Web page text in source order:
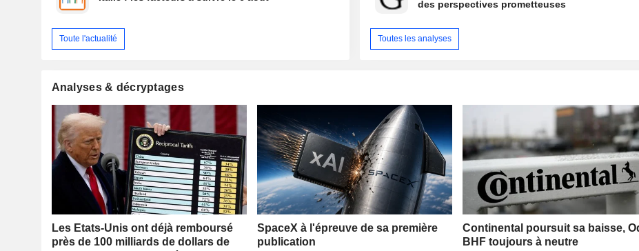
Toute l'actualité
des perspectives prometteuses
Toutes les analyses
Analyses & décryptages
Les Etats-Unis ont déjà remboursé
près de 100 milliards de dollars de
SpaceX à l'épreuve de sa première
publication
Continental poursuit sa baisse,
BHF toujours à neutre